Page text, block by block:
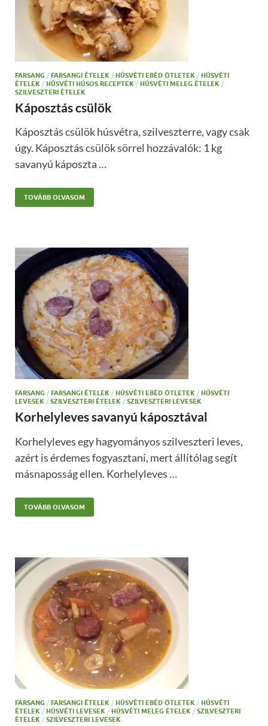
FARSANG / FARSANGI ÉTELEK / HÚSVÉTI EBÉD ÖTLETEK / HÚSVÉTI
ÉTELEK / HÚSVÉTI HÚSOS RECEPTEK / HÚSVÉTI MELEG ÉTELEK /
SZILVESZTERI ÉTELEK
Káposztás csülök
Káposztás csülök húsvétra, szilveszterre, vagy csak
úgy. Káposztás csülök sörrel hozzávalók: 1 kg
savanyú káposzta …
TOVÁBB OLVASOM
FARSANG / FARSANGI ÉTELEK / HÚSVÉTI EBÉD ÖTLETEK / HÚSVÉTI
LEVESEK / SZILVESZTERI ÉTELEK / SZILVESZTERI LEVESEK
Korhelyleves savanyú káposztával
Korhelyleves egy hagyományos szilveszteri leves,
azért is érdemes fogyasztani, mert állítólag segít
másnaposság ellen. Korhelyleves …
TOVÁBB OLVASOM
FARSANG / FARSANGI ÉTELEK / HÚSVÉTI EBÉD ÖTLETEK / HÚSVÉTI
ÉTELEK / HÚSVÉTI LEVESEK / HÚSVÉTI MELEG ÉTELEK / SZILVESZTERI
ÉTELEK / SZILVESZTERI LEVESEK